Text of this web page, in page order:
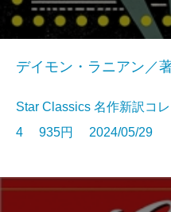
デイモン・ラニアン／
Star Classics 名作新訳コ
4 935円 2024/05/29